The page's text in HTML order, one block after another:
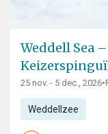
Weddell Sea
25 nov. - 5 dec., 2026•
Weddellzee